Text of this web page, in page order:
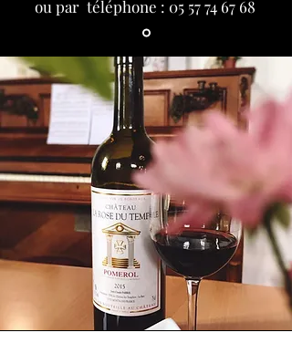
ou par téléphone : 05 57 74 67 68